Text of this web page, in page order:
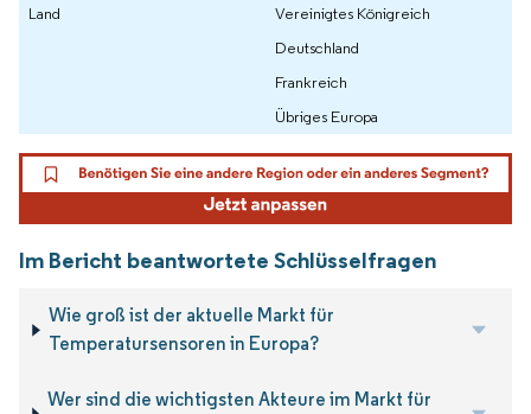
Land
Vereinigtes Königreich
Deutschland
Frankreich
Übriges Europa
Im Bericht beantwortete Schlüsselfragen
Wie groß ist der aktuelle Markt für
Temperatursensoren in Europa?
Wer sind die wichtigsten Akteure im Markt für